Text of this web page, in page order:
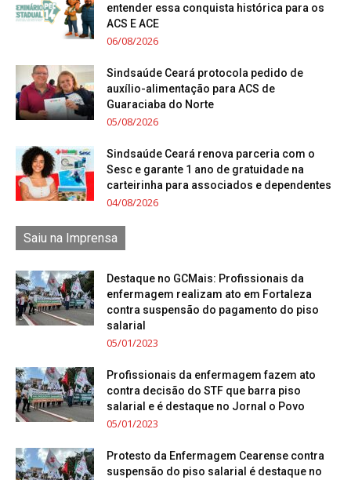
entender essa conquista histórica para os
ACS E ACE
06/08/2026
Sindsaúde Ceará protocola pedido de
auxílio-alimentação para ACS de
Guaraciaba do Norte
05/08/2026
Sindsaúde Ceará renova parceria com o
Sesc e garante 1 ano de gratuidade na
carteirinha para associados e dependentes
04/08/2026
Saiu na Imprensa
Destaque no GCMais: Profissionais da
enfermagem realizam ato em Fortaleza
contra suspensão do pagamento do piso
salarial
05/01/2023
Profissionais da enfermagem fazem ato
contra decisão do STF que barra piso
salarial e é destaque no Jornal o Povo
05/01/2023
Protesto da Enfermagem Cearense contra
suspensão do piso salarial é destaque no